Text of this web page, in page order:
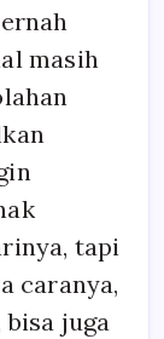
masih
tapi
caranya,
juga